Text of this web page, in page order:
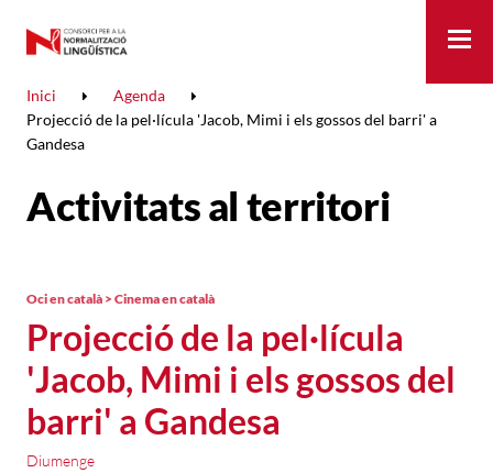
Inici
Agenda
Projecció de la pel·lícula 'Jacob, Mimi i els gossos del barri' a
Gandesa
Activitats al territori
Projecció de la pel·lícula
'Jacob, Mimi i els gossos del
barri' a Gandesa
Oci en català > Cinema en català
Diumenge